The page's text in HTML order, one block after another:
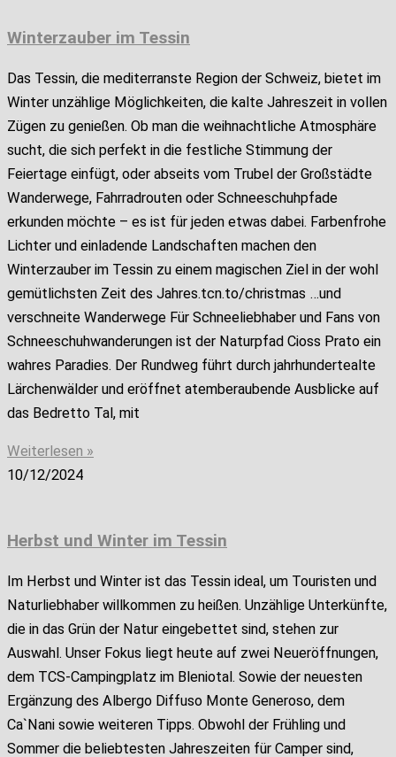
Winterzauber im Tessin
Das Tessin, die mediterranste Region der Schweiz, bietet im
Winter unzählige Möglichkeiten, die kalte Jahreszeit in vollen
Zügen zu genießen. Ob man die weihnachtliche Atmosphäre
sucht, die sich perfekt in die festliche Stimmung der
Feiertage einfügt, oder abseits vom Trubel der Großstädte
Wanderwege, Fahrradrouten oder Schneeschuhpfade
erkunden möchte – es ist für jeden etwas dabei. Farbenfrohe
Lichter und einladende Landschaften machen den
Winterzauber im Tessin zu einem magischen Ziel in der wohl
gemütlichsten Zeit des Jahres.tcn.to/christmas …und
verschneite Wanderwege Für Schneeliebhaber und Fans von
Schneeschuhwanderungen ist der Naturpfad Cioss Prato ein
wahres Paradies. Der Rundweg führt durch jahrhundertealte
Lärchenwälder und eröffnet atemberaubende Ausblicke auf
das Bedretto Tal, mit
Weiterlesen »
10/12/2024
Herbst und Winter im Tessin
Im Herbst und Winter ist das Tessin ideal, um Touristen und
Naturliebhaber willkommen zu heißen. Unzählige Unterkünfte,
die in das Grün der Natur eingebettet sind, stehen zur
Auswahl. Unser Fokus liegt heute auf zwei Neueröffnungen,
dem TCS-Campingplatz im Bleniotal. Sowie der neuesten
Ergänzung des Albergo Diffuso Monte Generoso, dem
Ca`Nani sowie weiteren Tipps. Obwohl der Frühling und
Sommer die beliebtesten Jahreszeiten für Camper sind,